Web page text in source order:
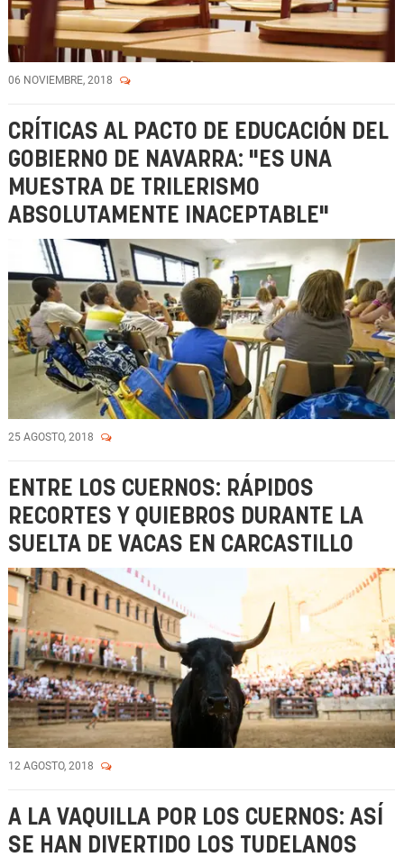
06 NOVIEMBRE, 2018
CRÍTICAS AL PACTO DE EDUCACIÓN DEL
GOBIERNO DE NAVARRA: "ES UNA
MUESTRA DE TRILERISMO
ABSOLUTAMENTE INACEPTABLE"
25 AGOSTO, 2018
ENTRE LOS CUERNOS: RÁPIDOS
RECORTES Y QUIEBROS DURANTE LA
SUELTA DE VACAS EN CARCASTILLO
12 AGOSTO, 2018
A LA VAQUILLA POR LOS CUERNOS: ASÍ
SE HAN DIVERTIDO LOS TUDELANOS